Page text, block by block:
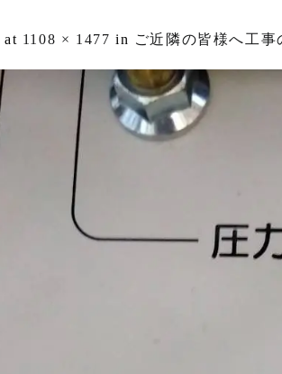
at 1108 × 1477 in ご近隣の皆様へ工事